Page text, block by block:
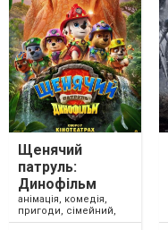
Щенячий
патруль:
Динофільм
анімація, комедія,
пригоди, сімейний,
США, 2026